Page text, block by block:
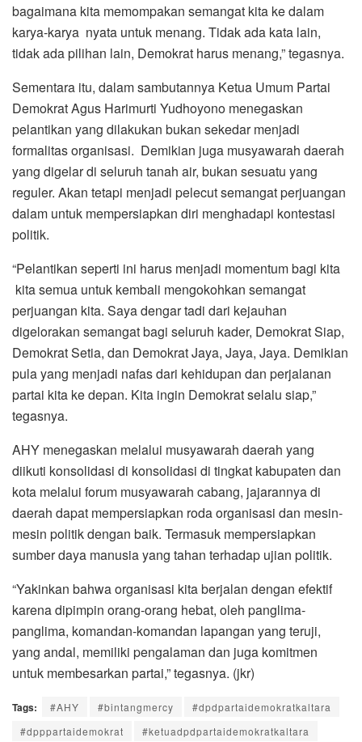
bagaimana kita memompakan semangat kita ke dalam
karya-karya nyata untuk menang. Tidak ada kata lain,
tidak ada pilihan lain, Demokrat harus menang,” tegasnya.
Sementara itu, dalam sambutannya Ketua Umum Partai
Demokrat Agus Harimurti Yudhoyono menegaskan
pelantikan yang dilakukan bukan sekedar menjadi
formalitas organisasi. Demikian juga musyawarah daerah
yang digelar di seluruh tanah air, bukan sesuatu yang
reguler. Akan tetapi menjadi pelecut semangat perjuangan
dalam untuk mempersiapkan diri menghadapi kontestasi
politik.
“Pelantikan seperti ini harus menjadi momentum bagi kita
kita semua untuk kembali mengokohkan semangat
perjuangan kita. Saya dengar tadi dari kejauhan
digelorakan semangat bagi seluruh kader, Demokrat Siap,
Demokrat Setia, dan Demokrat Jaya, Jaya, Jaya. Demikian
pula yang menjadi nafas dari kehidupan dan perjalanan
partai kita ke depan. Kita ingin Demokrat selalu siap,”
tegasnya.
AHY menegaskan melalui musyawarah daerah yang
diikuti konsolidasi di konsolidasi di tingkat kabupaten dan
kota melalui forum musyawarah cabang, jajarannya di
daerah dapat mempersiapkan roda organisasi dan mesin-
mesin politik dengan baik. Termasuk mempersiapkan
sumber daya manusia yang tahan terhadap ujian politik.
“Yakinkan bahwa organisasi kita berjalan dengan efektif
karena dipimpin orang-orang hebat, oleh panglima-
panglima, komandan-komandan lapangan yang teruji,
yang andal, memiliki pengalaman dan juga komitmen
untuk membesarkan partai,” tegasnya. (jkr)
Tags: #AHY #bintangmercy
#dpdpartaidemokratkaltara
#dpppartaidemokrat
#ketuadpdpartaidemokratkaltara